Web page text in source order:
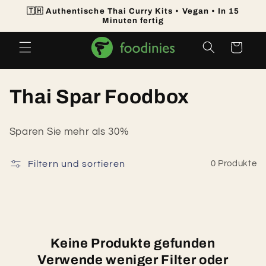
zum
🇹🇭 Authentische Thai Curry Kits • Vegan • In 15
Minuten fertig
Warenkorb
K
e
Thai Spar Foodbox
Sparen Sie mehr als 30%
Filtern und sortieren 0 Produkte
Keine Produkte gefunden
Verwende weniger Filter oder